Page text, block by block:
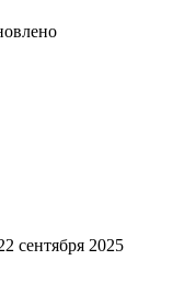
сентября 2025